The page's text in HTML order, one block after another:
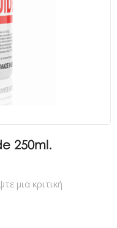
250ml.
μια κριτική